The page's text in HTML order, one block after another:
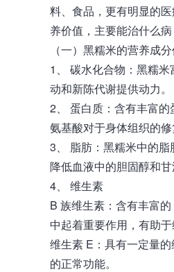
料、食品，更有明显的
养价值，主要能治什么
（一）黑糯米的营养成分
1、 碳水化合物：黑糯
动和新陈代谢提供动力。
2、 蛋白质：含有丰富
氨基酸对于身体组织的
3、 脂肪：黑糯米中的
降低血液中的胆固醇和
4、 维生素
B 族维生素：含有丰富
中起着重要作用，有助
维生素 E：具有一定量
的正常功能。